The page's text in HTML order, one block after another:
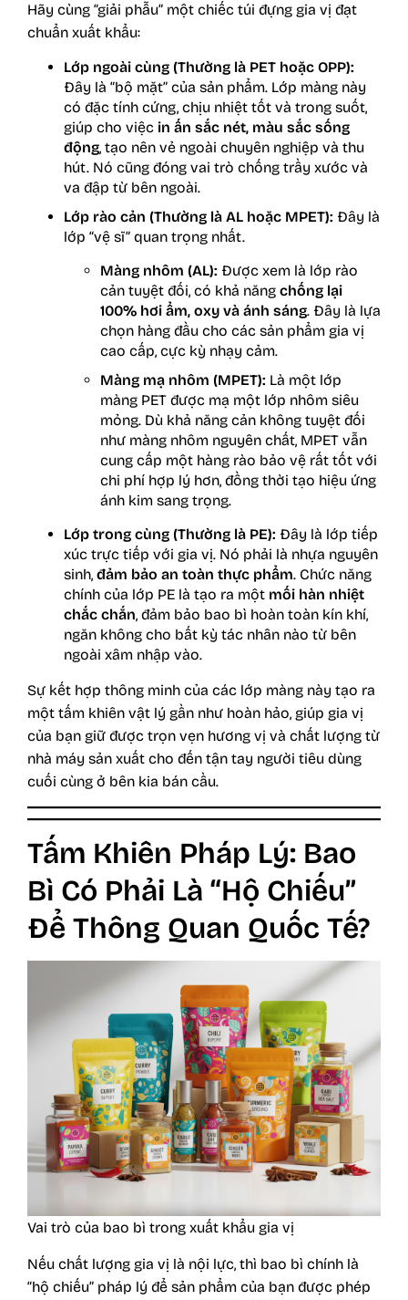
Hãy cùng “giải phẫu” một chiếc túi đựng gia vị đạt
chuẩn xuất khẩu:
Lớp ngoài cùng (Thường là PET hoặc OPP):
Đây là “bộ mặt” của sản phẩm. Lớp màng này
có đặc tính cứng, chịu nhiệt tốt và trong suốt,
giúp cho việc in ấn sắc nét, màu sắc sống
động, tạo nên vẻ ngoài chuyên nghiệp và thu
hút. Nó cũng đóng vai trò chống trầy xước và
va đập từ bên ngoài.
Lớp rào cản (Thường là AL hoặc MPET): Đây là
lớp “vệ sĩ” quan trọng nhất.
Màng nhôm (AL): Được xem là lớp rào
cản tuyệt đối, có khả năng chống lại
100% hơi ẩm, oxy và ánh sáng. Đây là lựa
chọn hàng đầu cho các sản phẩm gia vị
cao cấp, cực kỳ nhạy cảm.
Màng mạ nhôm (MPET): Là một lớp
màng PET được mạ một lớp nhôm siêu
mỏng. Dù khả năng cản không tuyệt đối
như màng nhôm nguyên chất, MPET vẫn
cung cấp một hàng rào bảo vệ rất tốt với
chi phí hợp lý hơn, đồng thời tạo hiệu ứng
ánh kim sang trọng.
Lớp trong cùng (Thường là PE): Đây là lớp tiếp
xúc trực tiếp với gia vị. Nó phải là nhựa nguyên
sinh, đảm bảo an toàn thực phẩm. Chức năng
chính của lớp PE là tạo ra một mối hàn nhiệt
chắc chắn, đảm bảo bao bì hoàn toàn kín khí,
ngăn không cho bất kỳ tác nhân nào từ bên
ngoài xâm nhập vào.
Sự kết hợp thông minh của các lớp màng này tạo ra
một tấm khiên vật lý gần như hoàn hảo, giúp gia vị
của bạn giữ được trọn vẹn hương vị và chất lượng từ
nhà máy sản xuất cho đến tận tay người tiêu dùng
cuối cùng ở bên kia bán cầu.
Tấm Khiên Pháp Lý: Bao
Bì Có Phải Là “Hộ Chiếu”
Để Thông Quan Quốc Tế?
Vai trò của bao bì trong xuất khẩu gia vị
Nếu chất lượng gia vị là nội lực, thì bao bì chính là
“hộ chiếu” pháp lý để sản phẩm của bạn được phép